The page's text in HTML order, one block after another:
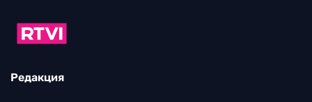
Редакция